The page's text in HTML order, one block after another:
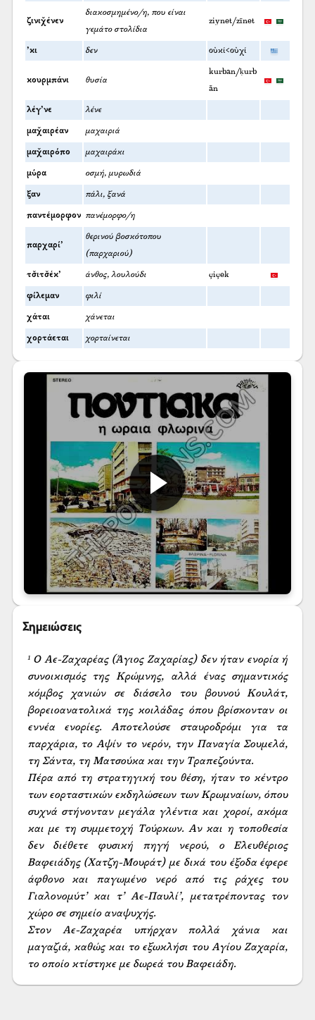
ζινιχ̌ένεν
διακοσμημένο/η, που είναι
γεμάτο στολίδια
ziynet/zīnet
’κι δεν οὐκί<οὐχί
κουρμπάνι θυσία
kurban/ḳurb
ān
λέγ’νε λένε
μαχ̌αιρέαν μαχαιριά
μαχ̌αιρόπο μαχαιράκι
μύρα οσμή, μυρωδιά
ξαν πάλι, ξανά
παντέμορφον πανέμορφο/η
παρχαρί’
θερινού βοσκότοπου
(παρχαριού)
τσ̌ιτσ̌έκ’ άνθος, λουλούδι çiçek
φίλεμαν φιλί
χάται χάνεται
χορτάεται χορταίνεται
Σημειώσεις
¹ Ο Αε-Ζαχαρέας (Άγιος Ζαχαρίας) δεν ήταν ενορία ή
συνοικισμός της Κρώμνης, αλλά ένας σημαντικός
κόμβος χανιών σε διάσελο του βουνού Κουλάτ,
βορειοανατολικά της κοιλάδας όπου βρίσκονταν οι
εννέα ενορίες. Αποτελούσε σταυροδρόμι για τα
παρχάρια, το Αψίν το νερόν, την Παναγία Σουμελά,
τη Σάντα, τη Ματσούκα και την Τραπεζούντα.
Πέρα από τη στρατηγική του θέση, ήταν το κέντρο
των εορταστικών εκδηλώσεων των Κρωμναίων, όπου
συχνά στήνονταν μεγάλα γλέντια και χοροί, ακόμα
και με τη συμμετοχή Τούρκων. Αν και η τοποθεσία
δεν διέθετε φυσική πηγή νερού, ο Ελευθέριος
Βαφειάδης (Χατζη-Μουράτ) με δικά του έξοδα έφερε
άφθονο και παγωμένο νερό από τις ράχες του
Γιαλονομύτ’ και τ’ Αε-Παυλί’, μετατρέποντας τον
χώρο σε σημείο αναψυχής.
Στον Αε-Ζαχαρέα υπήρχαν πολλά χάνια και
μαγαζιά, καθώς και το εξωκλήσι του Αγίου Ζαχαρία,
το οποίο κτίστηκε με δωρεά του Βαφειάδη.